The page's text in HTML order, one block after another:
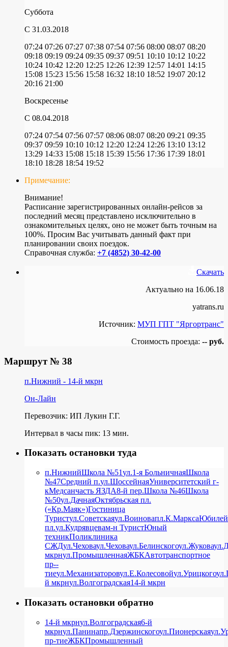
Суббота
C 31.03.2018
07:24 07:26 07:27 07:38 07:54 07:56 08:00 08:07 08:20
09:18 09:19 09:24 09:35 09:37 09:51 10:10 10:12 10:22
10:24 10:42 12:20 12:25 12:26 12:39 12:57 14:01 14:15
15:08 15:23 15:56 15:58 16:32 18:10 18:52 19:07 20:12
20:16 21:00
Воскресенье
C 08.04.2018
07:24 07:54 07:56 07:57 08:06 08:07 08:20 09:21 09:35
09:37 09:59 10:10 10:12 12:20 12:24 12:26 13:10 13:12
13:29 14:33 15:08 15:18 15:39 15:56 17:36 17:39 18:01
18:10 18:28 18:54 19:52
Примечание:
Внимание!
Расписание зарегистрированных онлайн-рейсов за
последний месяц представлено исключительно в
ознакомительных целях, оно не может быть точным на
100%. Просим Вас учитывать данный факт при
планировании своих поездок.
Справочная служба: +7 (4852) 30-42-00
Скачать
Актуально на 16.06.18
yatrans.ru
Источник: МУП ГПТ "Яргортранс"
Стоимость проезда: -- руб.
Маршрут № 38
п.Нижний - 14-й мкрн
Он-Лайн
Перевозчик: ИП Лукин Г.Г.
Интервал в часы пик: 13 мин.
Показать остановки туда
п.НижнийШкола №51ул.1-я БольничнаяШкола
№47Средний п.ул.ШоссейнаяУниверситетский г-
кМедсанчасть ЯЗДА8-й пер.Школа №46Школа
№50ул.ДачнаяОктябрьская пл.
(«Кр.Маяк»)Гостиница
Туристул.Советскаяул.Воиновапл.К.Маркса
пл.ул.Кудрявцевам-н ТуристЮный
техникПоликлиника
СЖДул.Чеховаул.Чеховаул.Белинскогоул.Жукова
мкрнул.ПромышленнаяЖБКАвтотранспортное
пр-­
тиеул.Механизаторовул.Е.Колесовойул.Урицкого
й мкрнул.Волгоградская14-й мкрн
Показать остановки обратно
14-й мкрнул.Волгоградская6-й
мкрнул.Панинапр.Дзержинскогоул.Пионерская
пр-­тиеЖБКПромышленный